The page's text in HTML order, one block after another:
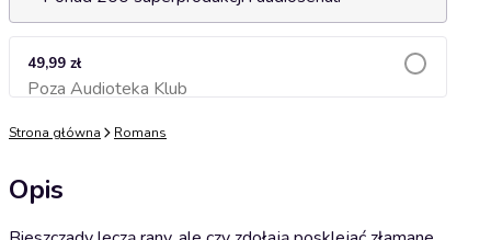
49,99 zł
Poza Audioteka KlubDodaj do koszyka
Strona główna Romans
Opis